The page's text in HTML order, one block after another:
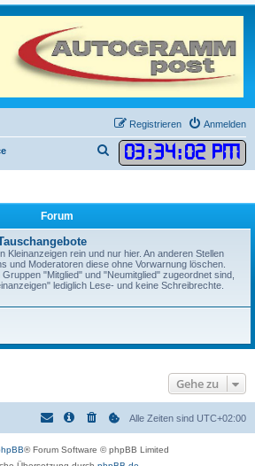
Anmelden
Registrieren
03:34:02 PM
u
Forum
Kleinanzeigen rein und nur hier. An anderen Stellen
und Moderatoren diese ohne Vorwarnung löschen.
"Mitglied" und "Neumitglied" zugeordnet sind,
lediglich Lese- und keine Schreibrechte.
Gehe zu
Alle Zeiten sind UTC+02:00
® Forum Software © phpBB Limited